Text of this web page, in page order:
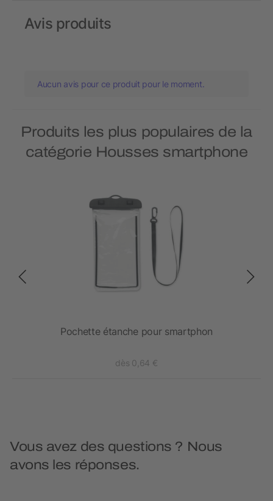
Avis produits
Aucun avis pour ce produit pour le moment.
Produits les plus populaires de la
catégorie Housses smartphone
Pochette étanche pour smartphon
dès 0,64 €
Vous avez des questions ? Nous
avons les réponses.